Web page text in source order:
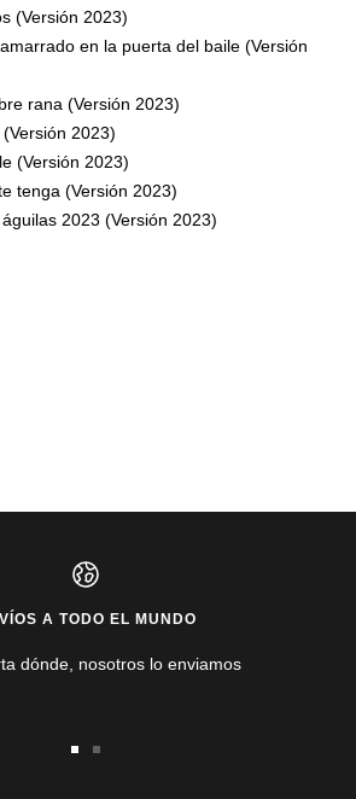
(Versión 2023)
en la puerta del baile (Versión
rana (Versión 2023)
2023)
(Versión 2023)
tenga (Versión 2023)
2023 (Versión 2023)
A TODO EL MUNDO
dónde, nosotros lo enviamos